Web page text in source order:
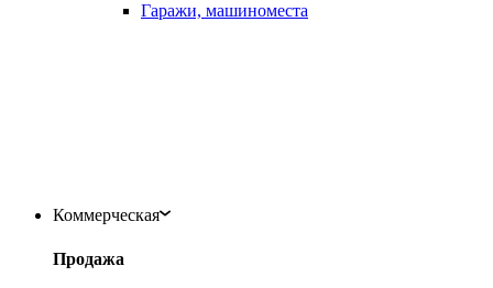
Гаражи, машиноместа
Коммерческая
Продажа